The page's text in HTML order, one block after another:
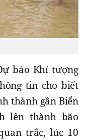
báo Khí tượng
tin cho biết
thành gần Biển
lên thành bão
trắc, lúc 10